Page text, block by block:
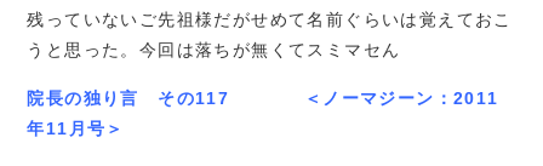
残っていないご先祖様だがせめて名前ぐらいは覚えておこ
うと思った。今回は落ちが無くてスミマセん
院長の独り言 その117 ＜ノーマジーン：2011
年11月号＞